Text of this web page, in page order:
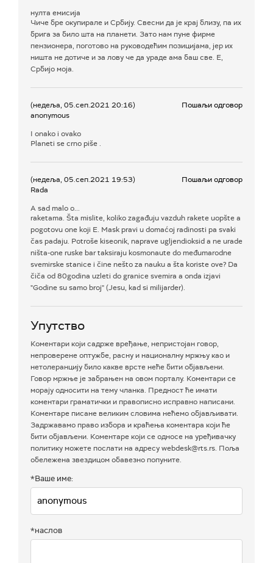
нулта емисија
Чиче бре окупирале и Србију. Свесни да је крај близу, па их
брига за било шта на планети. Зато нам пуне фирме
пензионера, поготово на руководећим позицијама, јер их
ништа не дотиче и за лову че да ураде ама баш све. Е,
Србијо моја.
(недеља, 05.сеп.2021 20:16)
anonymous
Пошаљи одговор
I onako i ovako
Planeti se crno piše .
(недеља, 05.сеп.2021 19:53)
Rada
Пошаљи одговор
A sad malo o...
raketama. Šta mislite, koliko zagađuju vazduh rakete uopšte a
pogotovu one koji E. Mask pravi u domaćoj radinosti pa svaki
čas padaju. Potroše kiseonik, naprave ugljendioksid a ne urade
ništa-one ruske bar taksiraju kosmonaute do međumarodne
svemirske stanice i čine nešto za nauku a šta koriste ove? Da
čiča od 80godina uzleti do granice svemira a onda izjavi
"Godine su samo broj" (Jesu, kad si milijarder).
Упутство
Коментари који садрже вређање, непристојан говор,
непроверене оптужбе, расну и националну мржњу као и
нетолеранцију било какве врсте неће бити објављени.
Говор мржње је забрањен на овом порталу. Коментари се
морају односити на тему чланка. Предност ће имати
коментари граматички и правописно исправно написани.
Коментаре писане великим словима нећемо објављивати.
Задржавамо право избора и краћења коментара који ће
бити објављени. Коментаре који се односе на уређивачку
политику можете послати на адресу webdesk@rts.rs. Поља
обележена звездицом обавезно попуните.
*Ваше име:
*наслов